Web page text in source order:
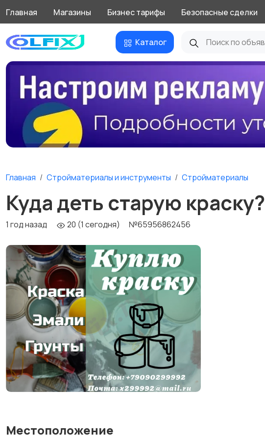
Главная Магазины Бизнес тарифы Безопасные сделки
Каталог
Главная Стройматериалы и инструменты Стройматериалы
Куда деть старую краску?
1 год назад 20 (1 сегодня) №65956862456
Местоположение